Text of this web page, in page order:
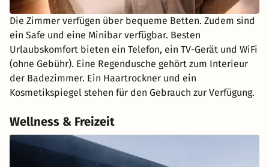
Die Zimmer verfügen über bequeme Betten. Zudem sind
ein Safe und eine Minibar verfügbar. Besten
Urlaubskomfort bieten ein Telefon, ein TV-Gerät und WiFi
(ohne Gebühr). Eine Regendusche gehört zum Interieur
der Badezimmer. Ein Haartrockner und ein
Kosmetikspiegel stehen für den Gebrauch zur Verfügung.
Wellness & Freizeit